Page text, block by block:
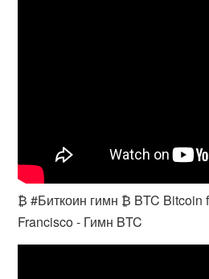
₿ #Биткоин гимн ₿ BTC Bitcoin
Francisco - Гимн BTC